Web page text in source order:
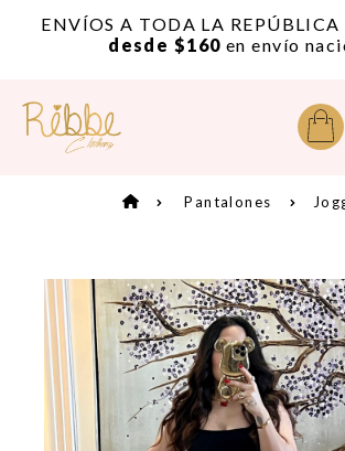
ENVÍOS A TODA LA
desde $160 en envío
Pantalones